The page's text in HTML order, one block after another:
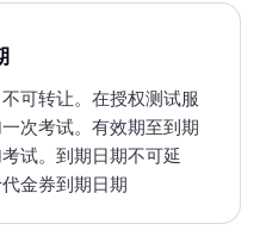
可转让。在授权测试服
次考试。有效期至到期
试。到期日期不可延
金券到期日期